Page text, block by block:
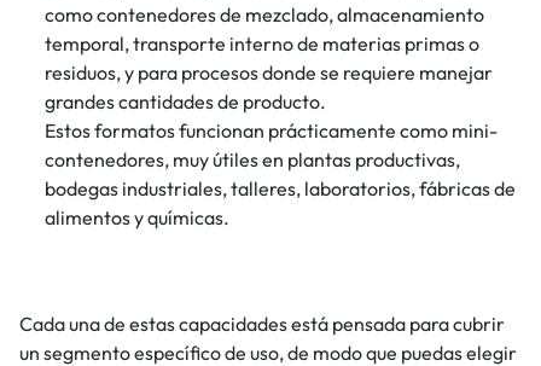
como contenedores de mezclado, almacenamiento
temporal, transporte interno de materias primas o
residuos, y para procesos donde se requiere manejar
grandes cantidades de producto.
Estos formatos funcionan prácticamente como mini-
contenedores, muy útiles en plantas productivas,
bodegas industriales, talleres, laboratorios, fábricas de
alimentos y químicas.
Cada una de estas capacidades está pensada para cubrir
un segmento específico de uso, de modo que puedas elegir